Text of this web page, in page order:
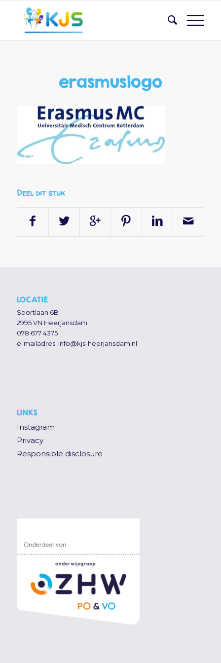
erasmuslogo
Deel dit stuk
LOCATIE
Sportlaan 6B
2995 VN Heerjansdam
078 677 4375
e-mailadres: info@kjs-heerjansdam.nl
LINKS
Instagram
Privacy
Responsible disclosure